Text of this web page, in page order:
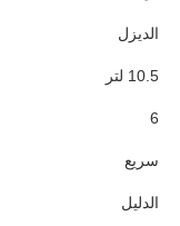
الديزل
10.5 لتر
6
سريع
الدليل